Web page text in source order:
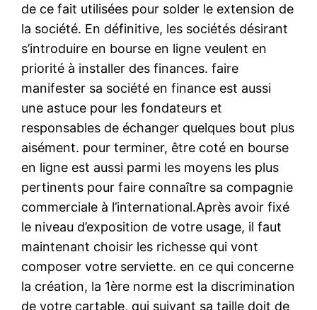
de ce fait utilisées pour solder le extension de
la société. En définitive, les sociétés désirant
s’introduire en bourse en ligne veulent en
priorité à installer des finances. faire
manifester sa société en finance est aussi
une astuce pour les fondateurs et
responsables de échanger quelques bout plus
aisément. pour terminer, être coté en bourse
en ligne est aussi parmi les moyens les plus
pertinents pour faire connaître sa compagnie
commerciale à l’international.Après avoir fixé
le niveau d’exposition de votre usage, il faut
maintenant choisir les richesse qui vont
composer votre serviette. en ce qui concerne
la création, la 1ère norme est la discrimination
de votre cartable, qui suivant sa taille doit de